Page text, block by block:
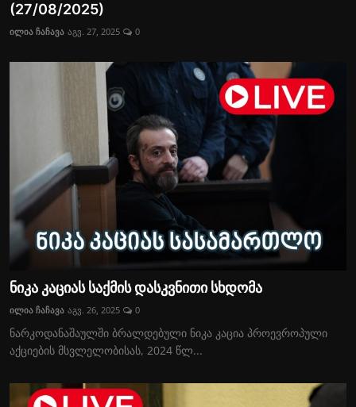
(27/08/2025)
ილია ჩაჩავა აგვ. 27, 2025 0
ნიკა კაციას საქმის დასკვნითი სხდომა
ილია ჩაჩავა აგვ. 26, 2025 0
ნარკოდანაშაულში ბრალდებული ნიკა კაცია პროევროპული
აქციების მსვლელობისას, 2024 წლ...